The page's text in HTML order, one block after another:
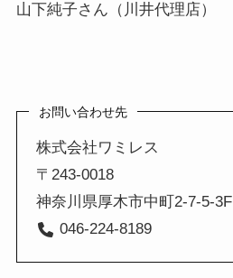
山下純子さん（川井代理店）
お問い合わせ先
株式会社ワミレス
〒243-0018
神奈川県厚木市中町2-7-5-3F
046-224-8189